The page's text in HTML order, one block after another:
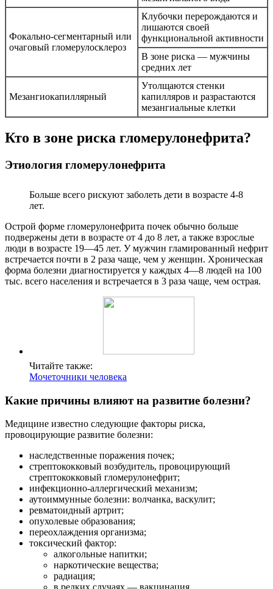
Фокально-сегментарный или
очаговый гломерулосклероз
Клубочки перерождаются и
лишаются своей
функциональной активности
В зоне риска — мужчины
средних лет
Мезангиокапиллярный
Утолщаются стенки
капилляров и разрастаются
мезангиальные клетки
Кто в зоне риска гломерулонефрита?
Этиология гломерулонефрита
Больше всего рискуют заболеть дети в возрасте 4-8
лет.
Острой форме гломерулонефрита почек обычно больше
подвержены дети в возрасте от 4 до 8 лет, а также взрослые
люди в возрасте 19—45 лет. У мужчин гламированный нефрит
встречается почти в 2 раза чаще, чем у женщин. Хроническая
форма болезни диагностируется у каждых 4—8 людей на 100
тыс. всего населения и встречается в 3 раза чаще, чем острая.
Читайте также:
Мочеточники человека
Какие причины влияют на развитие болезни?
Медицине известно следующие факторы риска,
провоцирующие развитие болезни:
наследственные поражения почек;
стрептококковый возбудитель, провоцирующий
стрептококковый гломерулонефрит;
инфекционно-аллергический механизм;
аутоиммунные болезни: волчанка, васкулит;
ревматоидный артрит;
опухолевые образования;
переохлаждения организма;
токсический фактор:
алкогольные напитки;
наркотические вещества;
радиация;